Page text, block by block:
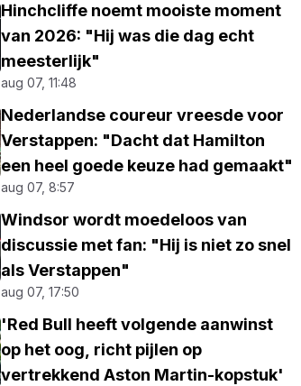
Hinchcliffe noemt mooiste moment
van 2026: "Hij was die dag echt
meesterlijk"
aug 07, 11:48
Nederlandse coureur vreesde voor
Verstappen: "Dacht dat Hamilton
een heel goede keuze had gemaakt"
aug 07, 8:57
Windsor wordt moedeloos van
discussie met fan: "Hij is niet zo snel
als Verstappen"
aug 07, 17:50
'Red Bull heeft volgende aanwinst
op het oog, richt pijlen op
vertrekkend Aston Martin-kopstuk'